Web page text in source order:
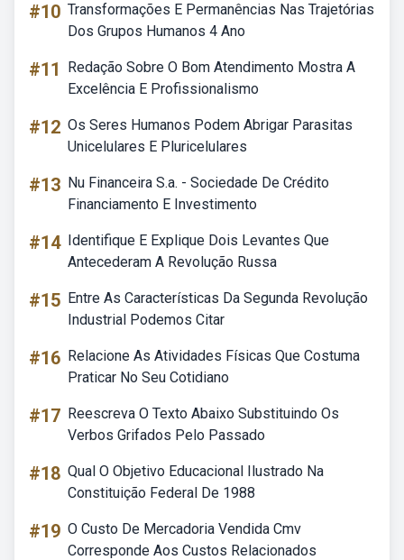
#10 Transformações E Permanências Nas Trajetórias
Dos Grupos Humanos 4 Ano
#11
Redação Sobre O Bom Atendimento Mostra A
Excelência E Profissionalismo
#12 Os Seres Humanos Podem Abrigar Parasitas
Unicelulares E Pluricelulares
#13 Nu Financeira S.a. - Sociedade De Crédito
Financiamento E Investimento
#14 Identifique E Explique Dois Levantes Que
Antecederam A Revolução Russa
#15 Entre As Características Da Segunda Revolução
Industrial Podemos Citar
#16 Relacione As Atividades Físicas Que Costuma
Praticar No Seu Cotidiano
#17 Reescreva O Texto Abaixo Substituindo Os
Verbos Grifados Pelo Passado
#18 Qual O Objetivo Educacional Ilustrado Na
Constituição Federal De 1988
#19 O Custo De Mercadoria Vendida Cmv
Corresponde Aos Custos Relacionados